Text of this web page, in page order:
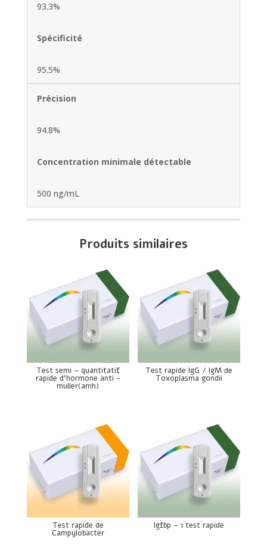
93.3%
Spécificité
95.5%
Précision
94.8%
Concentration minimale détectable
500 ng/mL
Produits similaires
Test semi – quantitatif
rapide d’hormone anti -
muller(amh)
Test rapide IgG / IgM de
Toxoplasma gondii
Test rapide de
Campylobacter
Igfbp – 1 test rapide